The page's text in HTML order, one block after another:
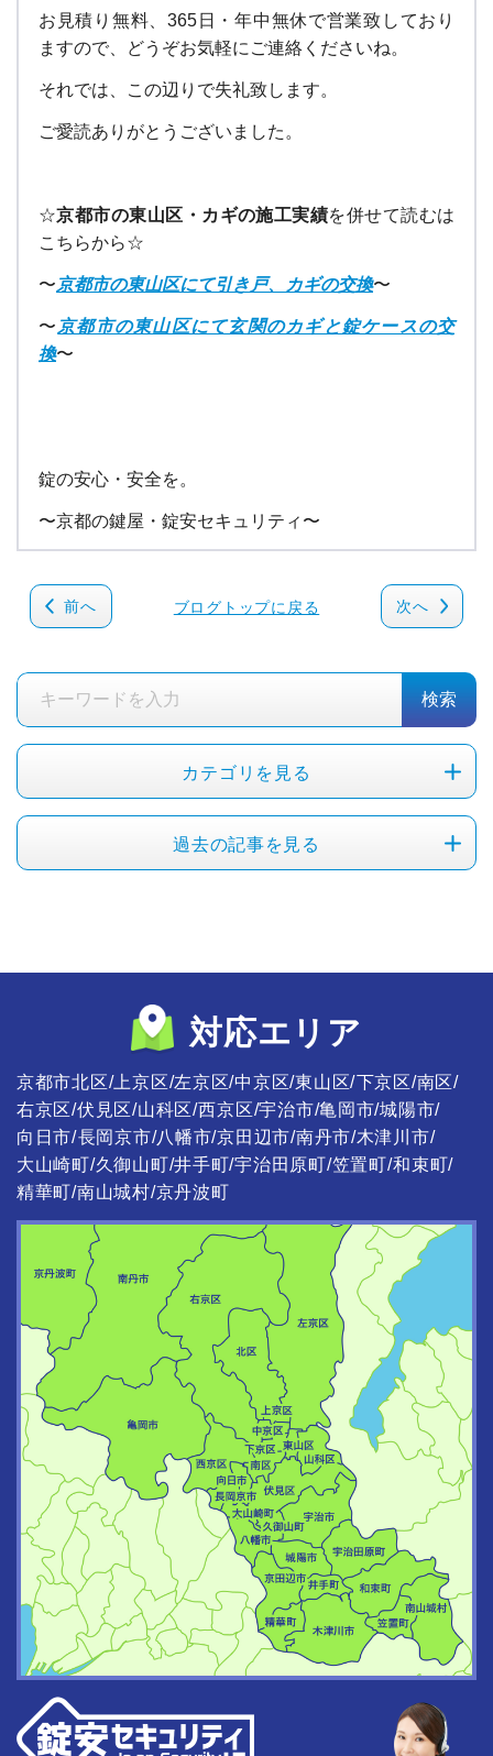
お見積り無料、365日・年中無休で営業致しており
ますので、どうぞお気軽にご連絡くださいね。
それでは、この辺りで失礼致します。
ご愛読ありがとうございました。
☆京都市の東山区・カギの施工実績を併せて読むは
こちらから☆
〜京都市の東山区にて引き戸、カギの交換〜
〜 京都市の東山区にて玄関のカギと錠ケースの交
換〜
錠の安心・安全を。
〜京都の鍵屋・錠安セキュリティ〜
前へ ブログトップに戻る 次へ
検索
カテゴリを見る
過去の記事を見る
対応エリア
京都市北区 上京区 左京区 中京区 東山区 下京区 南区
右京区 伏見区 山科区 西京区 宇治市 亀岡市 城陽市
向日市 長岡京市 八幡市 京田辺市 南丹市 木津川市
大山崎町 久御山町 井手町 宇治田原町 笠置町 和束町
精華町 南山城村 京丹波町